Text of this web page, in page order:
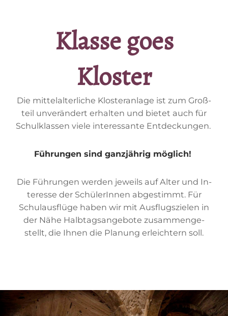
Klas­se goes
Kloster
Die mit­tel­al­ter­li­che Klos­ter­an­la­ge ist zum Groß­
teil un­ver­än­dert er­hal­ten und bie­tet auch für
Schul­klas­sen vie­le in­ter­es­san­te Entdeckungen.
Füh­run­gen sind ganz­jäh­rig möglich!
Die Füh­run­gen wer­den je­weils auf Al­ter und In­
ter­es­se der Schü­le­rIn­nen ab­ge­stimmt. Für
Schul­aus­flü­ge ha­ben wir mit Aus­flugs­zie­len in
der Nähe Halb­tags­an­ge­bo­te zu­sam­men­ge­
stellt, die Ih­nen die Pla­nung er­leich­tern soll.
au­dio­gui­de